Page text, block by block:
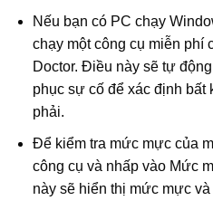
Nếu bạn có PC chạy
chạy một công cụ miễn phí
Doctor. Điều này sẽ tự
phục sự cố để xác định bất
phải.
Để kiểm tra mức mực của
công cụ và nhấp vào Mức
này sẽ hiển thị mức mực